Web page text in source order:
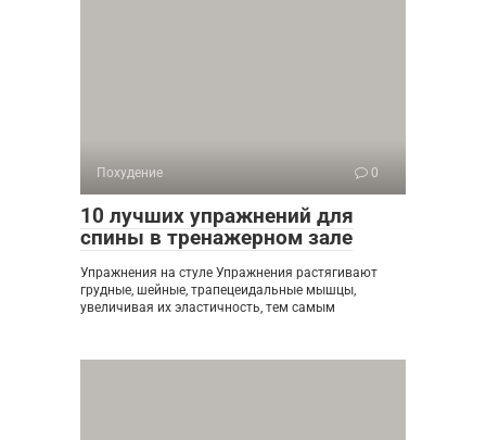
Похудение 0
10 лучших упражнений для
спины в тренажерном зале
Упражнения на стуле Упражнения растягивают
грудные, шейные, трапецеидальные мышцы,
увеличивая их эластичность, тем самым